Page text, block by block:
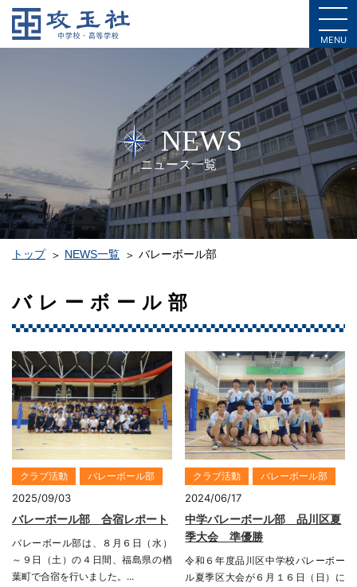
MENU
NEWS
ニュース一覧
トップ NEWS一覧 バレーボール部
バレーボール部
クラブ活動 バレーボール部
2025/09/03
バレーボール部 合宿レポート
バレーボール部は、８月６日（水）
～９日（土）の４日間、福島県の楢
葉町で合宿を行いました。...
クラブ活動 バレーボール部
2024/06/17
中学バレーボール部 品川区夏
季大会 準優勝
令和６年度品川区中学校バレーボー
ル夏季区大会が６月１６日（日）に